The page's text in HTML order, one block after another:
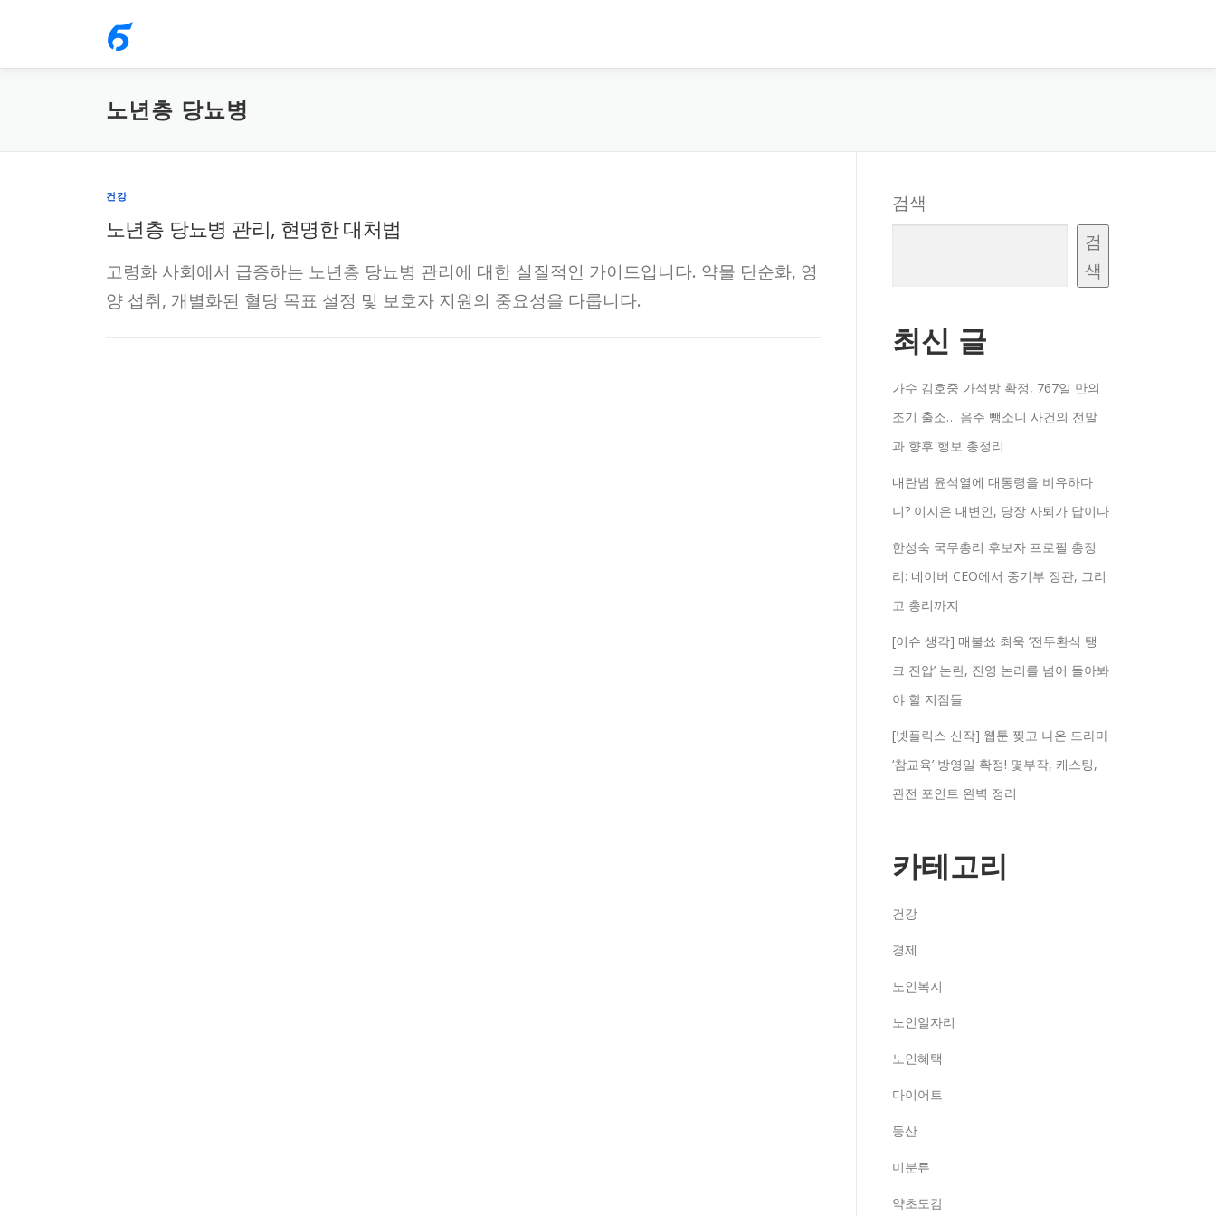
으
노년층 당뇨병
건강
노년층 당뇨병 관리, 현명한 대처법
고령화 사회에서 급증하는 노년층 당뇨병 관리에 대한 실질적인 가이드입니다. 약물 단순화, 영
양 섭취, 개별화된 혈당 목표 설정 및 보호자 지원의 중요성을 다룹니다.
검색
검
색
최신 글
가수 김호중 가석방 확정, 767일 만의
조기 출소… 음주 뺑소니 사건의 전말
과 향후 행보 총정리
내란범 윤석열에 대통령을 비유하다
니? 이지은 대변인, 당장 사퇴가 답이다
한성숙 국무총리 후보자 프로필 총정
리: 네이버 CEO에서 중기부 장관, 그리
고 총리까지
[이슈 생각] 매불쑈 최욱 ‘전두환식 탱
크 진압’ 논란, 진영 논리를 넘어 돌아봐
야 할 지점들
[넷플릭스 신작] 웹툰 찢고 나온 드라마
‘참교육’ 방영일 확정! 몇부작, 캐스팅,
관전 포인트 완벽 정리
카테고리
건강
경제
노인복지
노인일자리
노인혜택
다이어트
등산
미분류
약초도감